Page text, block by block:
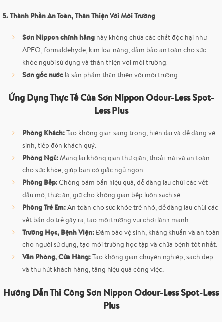
5. Thành Phần An Toàn, Thân Thiện Với Môi Trường
Sơn Nippon chính hãng này không chứa các chất độc hại như
APEO, formaldehyde, kim loại nặng, đảm bảo an toàn cho sức
khỏe người sử dụng và thân thiện với môi trường.
Sơn gốc nước là sản phẩm thân thiện với môi trường.
Ứng Dụng Thực Tế Của Sơn Nippon Odour-Less Spot-
Less Plus
Phòng Khách:Tạo không gian sang trọng, hiện đại và dễ dàng vệ
sinh, tiếp đón khách quý.
Phòng Ngủ:Mang lại không gian thư giãn, thoải mái và an toàn
cho sức khỏe, giúp bạn có giấc ngủ ngon.
Phòng Bếp:Chống bám bẩn hiệu quả, dễ dàng lau chùi các vết
dầu mỡ, thức ăn, giữ cho không gian bếp luôn sạch sẽ.
Phòng Trẻ Em:An toàn cho sức khỏe trẻ nhỏ, dễ dàng lau chùi các
vết bẩn do trẻ gây ra, tạo môi trường vui chơi lành mạnh.
Trường Học, Bệnh Viện:Đảm bảo vệ sinh, kháng khuẩn và an toàn
cho người sử dụng, tạo môi trường học tập và chữa bệnh tốt nhất.
Văn Phòng, Cửa Hàng:Tạo không gian chuyên nghiệp, sạch đẹp
và thu hút khách hàng, tăng hiệu quả công việc.
Hướng Dẫn Thi Công Sơn Nippon Odour-Less Spot-Less
Plus